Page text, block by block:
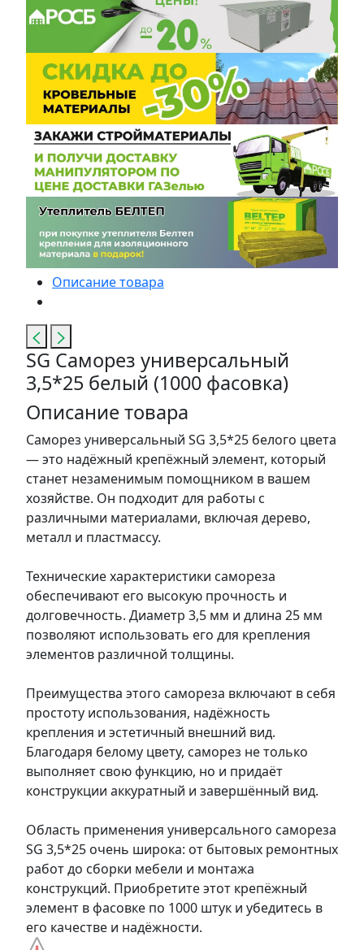
Описание товара
SG Саморез универсальный
3,5*25 белый (1000 фасовка)
Описание товара
Саморез универсальный SG 3,5*25 белого цвета
— это надёжный крепёжный элемент, который
станет незаменимым помощником в вашем
хозяйстве. Он подходит для работы с
различными материалами, включая дерево,
металл и пластмассу.
Технические характеристики самореза
обеспечивают его высокую прочность и
долговечность. Диаметр 3,5 мм и длина 25 мм
позволяют использовать его для крепления
элементов различной толщины.
Преимущества этого самореза включают в себя
простоту использования, надёжность
крепления и эстетичный внешний вид.
Благодаря белому цвету, саморез не только
выполняет свою функцию, но и придаёт
конструкции аккуратный и завершённый вид.
Область применения универсального самореза
SG 3,5*25 очень широка: от бытовых ремонтных
работ до сборки мебели и монтажа
конструкций. Приобретите этот крепёжный
элемент в фасовке по 1000 штук и убедитесь в
его качестве и надёжности.